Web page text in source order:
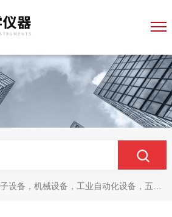
械设备，工业自动化设备，五金产品，电线电缆，金属材料，电子